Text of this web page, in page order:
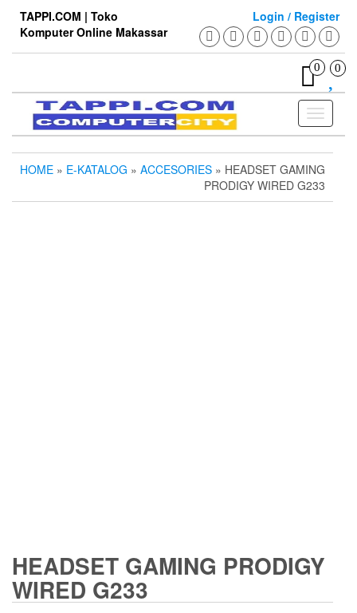
content
TAPPI.COM | Toko
Komputer Online Makassar
Login / Register
0 0
Toggle
HOME » E-KATALOG » ACCESORIES » HEADSET GAMING
PRODIGY WIRED G233
HEADSET GAMING PRODIGY
WIRED G233